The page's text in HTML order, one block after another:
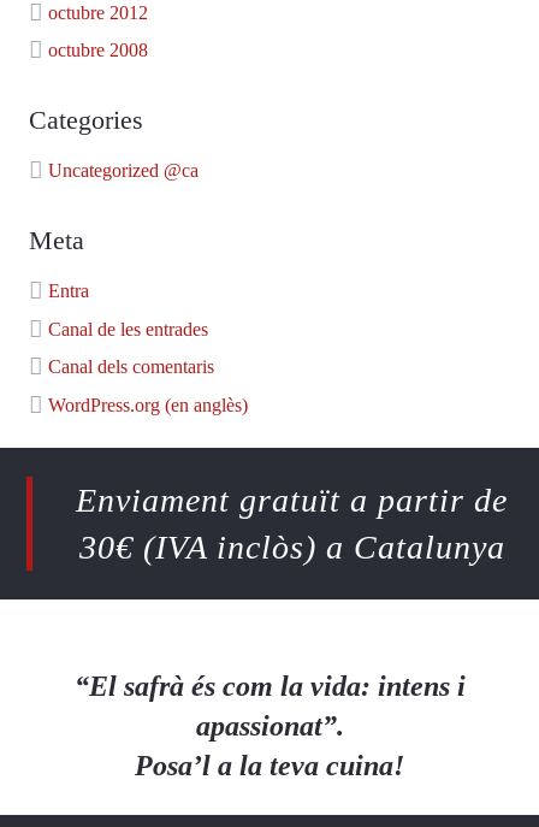
octubre 2012
octubre 2008
Categories
Uncategorized @ca
Meta
Entra
Canal de les entrades
Canal dels comentaris
WordPress.org (en anglès)
Enviament gratuït a partir de
30€ (IVA inclòs) a Catalunya
“El safrà és com la vida: intens i
apassionat”.
Posa’l a la teva cuina!